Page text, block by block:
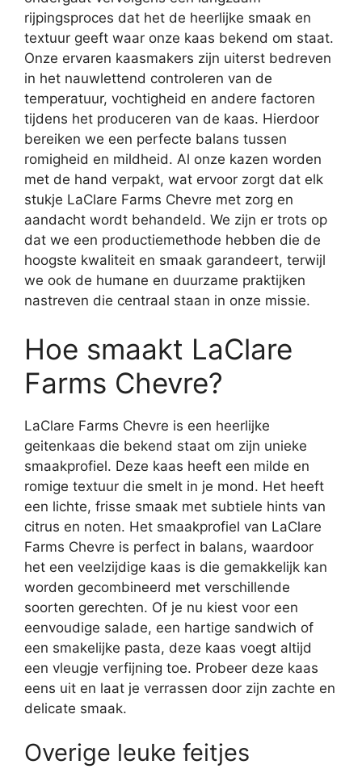
rijpingsproces dat het de heerlijke smaak en
textuur geeft waar onze kaas bekend om staat.
Onze ervaren kaasmakers zijn uiterst bedreven
in het nauwlettend controleren van de
temperatuur, vochtigheid en andere factoren
tijdens het produceren van de kaas. Hierdoor
bereiken we een perfecte balans tussen
romigheid en mildheid. Al onze kazen worden
met de hand verpakt, wat ervoor zorgt dat elk
stukje LaClare Farms Chevre met zorg en
aandacht wordt behandeld. We zijn er trots op
dat we een productiemethode hebben die de
hoogste kwaliteit en smaak garandeert, terwijl
we ook de humane en duurzame praktijken
nastreven die centraal staan in onze missie.
Hoe smaakt LaClare
Farms Chevre?
LaClare Farms Chevre is een heerlijke
geitenkaas die bekend staat om zijn unieke
smaakprofiel. Deze kaas heeft een milde en
romige textuur die smelt in je mond. Het heeft
een lichte, frisse smaak met subtiele hints van
citrus en noten. Het smaakprofiel van LaClare
Farms Chevre is perfect in balans, waardoor
het een veelzijdige kaas is die gemakkelijk kan
worden gecombineerd met verschillende
soorten gerechten. Of je nu kiest voor een
eenvoudige salade, een hartige sandwich of
een smakelijke pasta, deze kaas voegt altijd
een vleugje verfijning toe. Probeer deze kaas
eens uit en laat je verrassen door zijn zachte en
delicate smaak.
Overige leuke feitjes